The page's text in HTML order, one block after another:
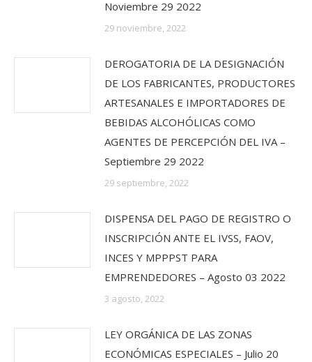
Noviembre 29 2022
29 noviembre, 2022
DEROGATORIA DE LA DESIGNACIÓN
DE LOS FABRICANTES, PRODUCTORES
ARTESANALES E IMPORTADORES DE
BEBIDAS ALCOHÓLICAS COMO
AGENTES DE PERCEPCIÓN DEL IVA –
Septiembre 29 2022
29 septiembre, 2022
DISPENSA DEL PAGO DE REGISTRO O
INSCRIPCIÓN ANTE EL IVSS, FAOV,
INCES Y MPPPST PARA
EMPRENDEDORES – Agosto 03 2022
3 agosto, 2022
LEY ORGÁNICA DE LAS ZONAS
ECONÓMICAS ESPECIALES – Julio 20